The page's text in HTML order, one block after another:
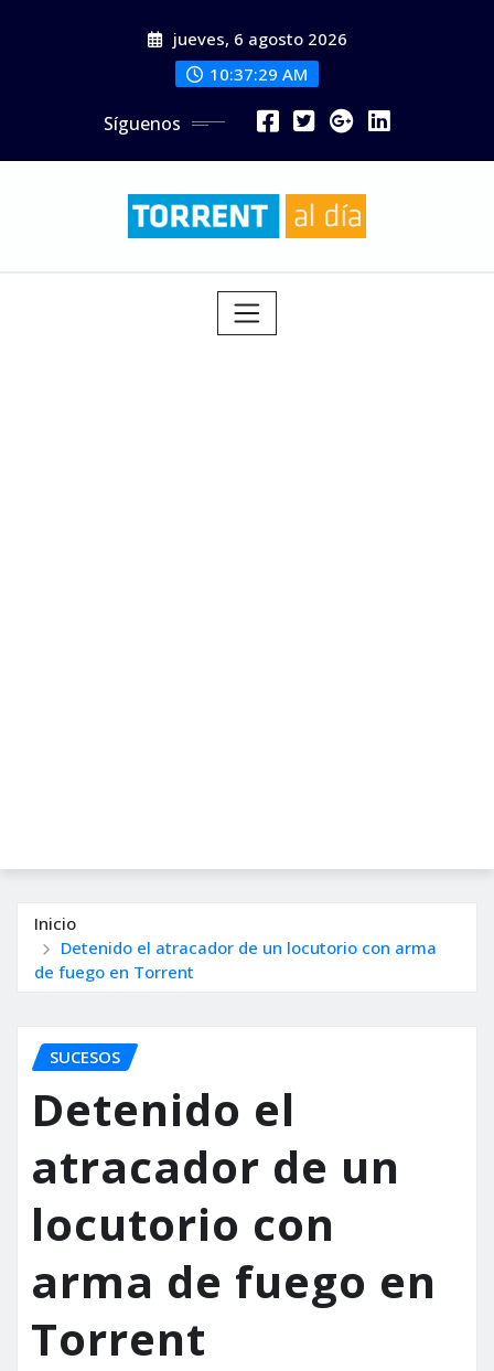
jueves, 6 agosto 2026
10:37:31 AM
Síguenos
Inicio
Detenido el atracador de un locutorio con arma
de fuego en Torrent
SUCESOS
Detenido el
atracador de un
locutorio con
arma de fuego en
Torrent